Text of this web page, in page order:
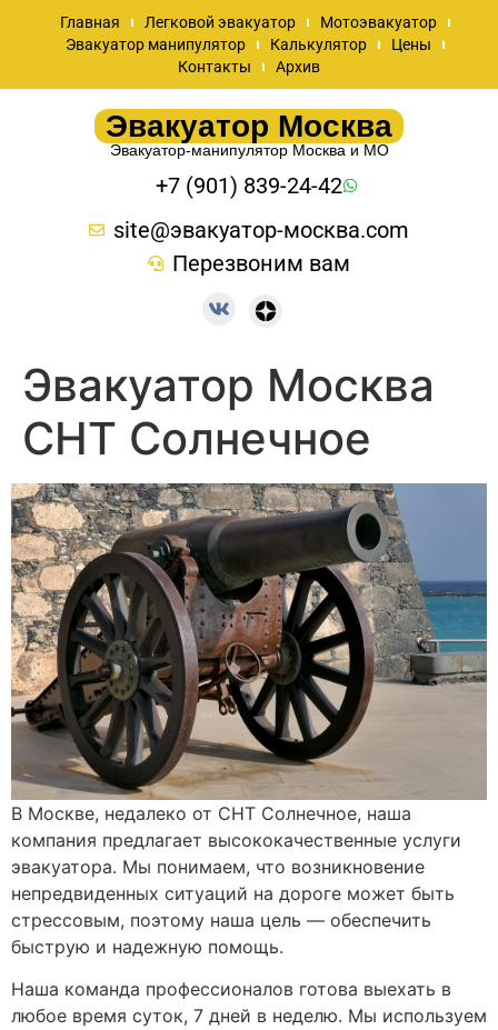
Главная Легковой эвакуатор
Мотоэвакуатор
Эвакуатор манипулятор
Калькулятор
Цены
Контакты
Архив
Эвакуатор Москва
Эвакуатор-манипулятор Москва и МО
+7 (901) 839-24-42
site@эвакуатор-москва.com
Перезвоним вам
Эвакуатор Москва
СНТ Солнечное
В Москве, недалеко от СНТ Солнечное, наша
компания предлагает высококачественные услуги
эвакуатора. Мы понимаем, что возникновение
непредвиденных ситуаций на дороге может быть
стрессовым, поэтому наша цель — обеспечить
быструю и надежную помощь.
Наша команда профессионалов готова выехать в
любое время суток, 7 дней в неделю. Мы используем